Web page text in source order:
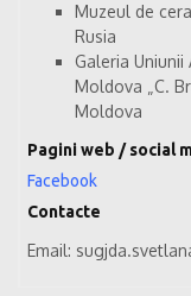
Muzeul de
Rusia
Galeria
Moldova „C.
Moldova
Pagini web / social
Facebook
Contacte
Email: